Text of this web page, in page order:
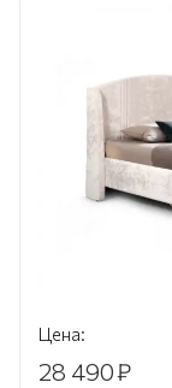
Цена:
28 490₽